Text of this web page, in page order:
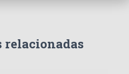
relacionadas